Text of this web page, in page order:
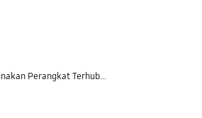
Perangkat Terhubung